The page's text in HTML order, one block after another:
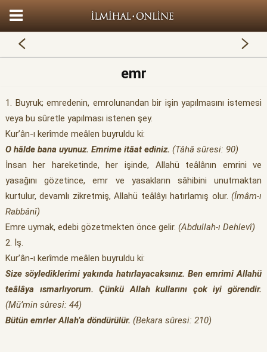
emr
1. Buyruk; emredenin, emrolunandan bir işin yapılmasını istemesi
veya bu sûretle yapılması istenen şey.
Kur’ân-ı kerîmde meâlen buyruldu ki:
O hâlde bana uyunuz. Emrime itâat ediniz. (Tâhâ sûresi: 90)
İnsan her hareketinde, her işinde, Allahü teâlânın emrini ve
yasağını gözetince, emr ve yasakların sâhibini unutmaktan
kurtulur, devamlı zikretmiş, Allahü teâlâyı hatırlamış olur.(İmâm-ı
Rabbânî)
Emre uymak, edebi gözetmekten önce gelir. (Abdullah-ı Dehlevî)
2. İş.
Kur’ân-ı kerîmde meâlen buyruldu ki:
Size söylediklerimi yakında hatırlayacaksınız. Ben emrimi Allahü
teâlâya ısmarlıyorum. Çünkü Allah kullarını çok iyi görendir.
(Mü’min sûresi: 44)
Bütün emrler Allah’a döndürülür. (Bekara sûresi: 210)